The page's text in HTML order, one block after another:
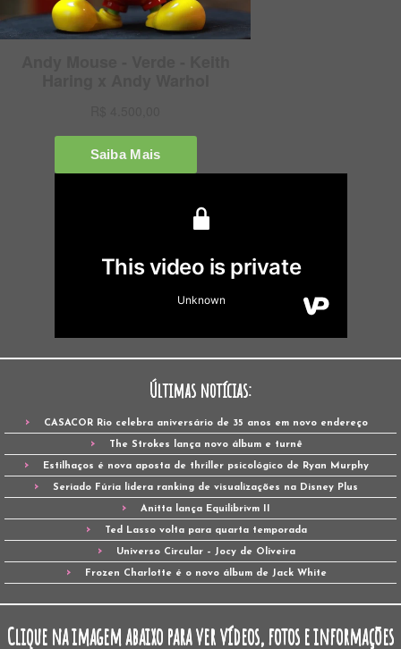
Últimas notícias:
CASACOR Rio celebra aniversário de 35 anos em novo endereço
The Strokes lança novo álbum e turnê
Estilhaços é nova aposta de thriller psicológico de Ryan Murphy
Seriado Fúria lidera ranking de visualizações na Disney Plus
Anitta lança Equilibrivm II
Ted Lasso volta para quarta temporada
Universo Circular – Jocy de Oliveira
Frozen Charlotte é o novo álbum de Jack White
Clique na imagem abaixo para ver vídeos, fotos e informações